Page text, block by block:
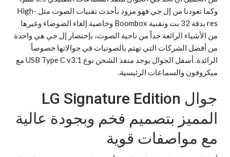
وكما تعودنا من إل جي فهو مزود بأحدث تقنيات الصوت مثل High-
res بدقة 32 بت وتقنية Boombox وخاصية إلغاء الضوضاء وغيرها
من الأشياء الرائعة جداً من ناحية الصوت، بإختصار إل جي هي واحدة
من أفضل الشركات التي تهتم بالصوتيات في جوالاتها خصوصاً
الرائدة. أسفل الجوال يوجد منفذ الشحن نوع USB Type C v3.1 مع
ميكروفون والسماعات الرئيسية.
جوال LG Signature Edition
المميز بتصميم فخم وبجودة عالية
مع مواصفات قوية